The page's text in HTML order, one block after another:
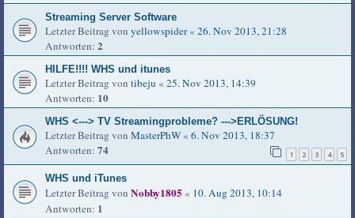
Streaming Server Software
Letzter Beitrag von yellowspider« 26. Nov 2013, 21:28
Antworten: 2
HILFE!!!! WHS und itunes
Letzter Beitrag von tibeju « 25. Nov 2013, 14:39
Antworten: 10
WHS <---> TV Streamingprobleme? --->ERLÖSUNG!
Letzter Beitrag von MasterPhW « 6. Nov 2013, 18:37
Antworten: 74 1 2 3 4 5
WHS und iTunes
Letzter Beitrag von Nobby1805 « 10. Aug 2013, 10:14
Antworten: 1